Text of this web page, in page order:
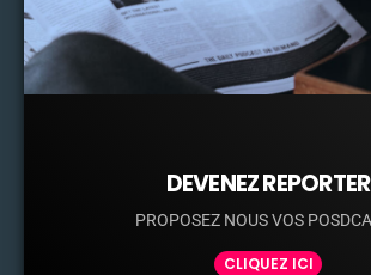
DEVENEZ REPORTER
PROPOSEZ NOUS VOS
CLIQUEZ ICI